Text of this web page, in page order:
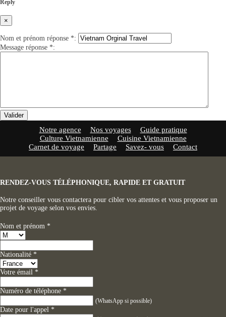
Reply
×
Nom et prénom réponse *:
Message réponse *:
Valider
Notre agence Nos voyages
Guide pratique
Culture Vietnamienne
Cuisine Vietnamienne
Carnet de voyage
Partage Savez- vous Contact
RENDEZ-VOUS TÉLÉPHONIQUE, RAPIDE ET GRATUIT
Notre conseiller vous contactera pour cibler vos attentes et vous proposer un
projet de voyage selon vos envies.
Nom et prénom *
Nationalité *
Votre émail *
Numéro de téléphone *
(WhatsApp si possible)
Date pour l'appel *